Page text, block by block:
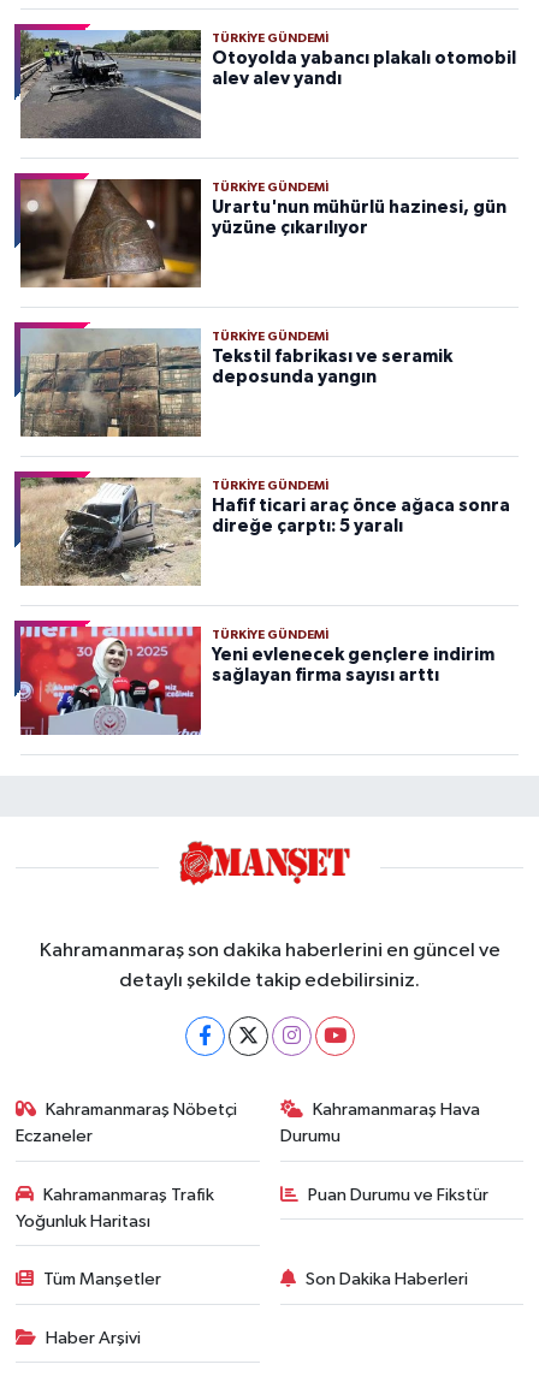
TÜRKIYE GÜNDEMI
Otoyolda yabancı plakalı otomobil
alev alev yandı
TÜRKIYE GÜNDEMI
Urartu'nun mühürlü hazinesi, gün
yüzüne çıkarılıyor
TÜRKIYE GÜNDEMI
Tekstil fabrikası ve seramik
deposunda yangın
TÜRKIYE GÜNDEMI
Hafif ticari araç önce ağaca sonra
direğe çarptı: 5 yaralı
TÜRKIYE GÜNDEMI
Yeni evlenecek gençlere indirim
sağlayan firma sayısı arttı
Kahramanmaraş son dakika haberlerini en güncel ve
detaylı şekilde takip edebilirsiniz.
Kahramanmaraş Nöbetçi
Eczaneler
Kahramanmaraş Hava
Durumu
Kahramanmaraş Trafik
Yoğunluk Haritası
Puan Durumu ve Fikstür
Tüm Manşetler Son Dakika Haberleri
Haber Arşivi